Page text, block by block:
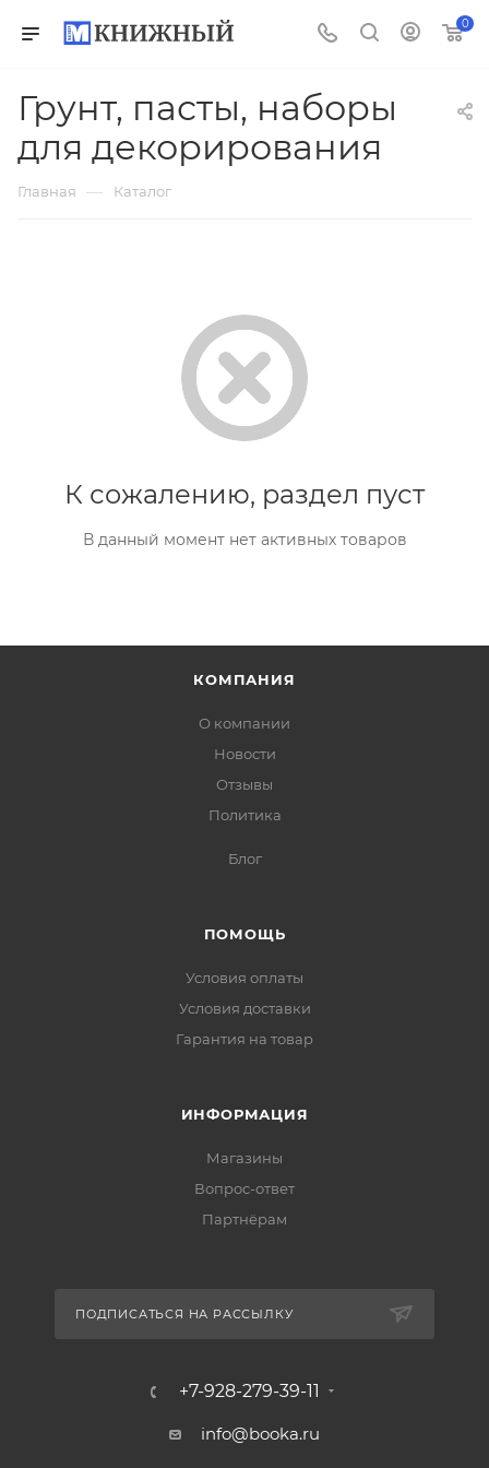
0
Грунт, пасты, наборы
для декорирования
Главная — Каталог
К сожалению, раздел пуст
В данный момент нет активных товаров
КОМПАНИЯ
О компании
Новости
Отзывы
Политика
Блог
ПОМОЩЬ
Условия оплаты
Условия доставки
Гарантия на товар
ИНФОРМАЦИЯ
Магазины
Вопрос-ответ
Партнёрам
ПОДПИСАТЬСЯ НА РАССЫЛКУ
+7-928-279-39-11
info@booka.ru